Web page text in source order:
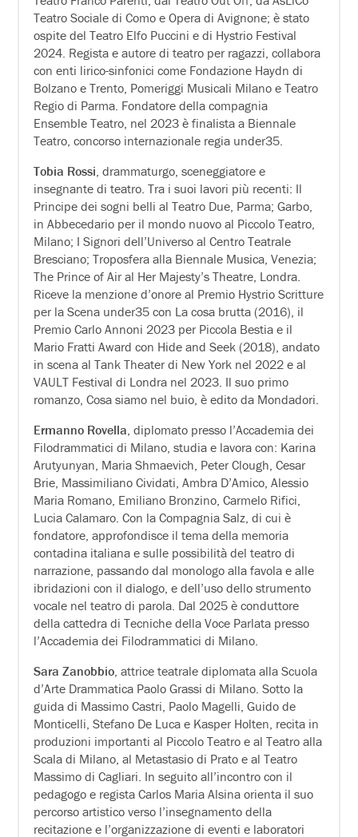
Teatro Sociale di Como e Opera di Avignone; è stato
ospite del Teatro Elfo Puccini e di Hystrio Festival
2024. Regista e autore di teatro per ragazzi, collabora
con enti lirico-sinfonici come Fondazione Haydn di
Bolzano e Trento, Pomeriggi Musicali Milano e Teatro
Regio di Parma. Fondatore della compagnia
Ensemble Teatro, nel 2023 è finalista a Biennale
Teatro, concorso internazionale regia under35.
Tobia Rossi , drammaturgo, sceneggiatore e
insegnante di teatro. Tra i suoi lavori più recenti: Il
Principe dei sogni belli al Teatro Due, Parma; Garbo,
in Abbecedario per il mondo nuovo al Piccolo Teatro,
Milano; I Signori dell’Universo al Centro Teatrale
Bresciano; Troposfera alla Biennale Musica, Venezia;
The Prince of Air al Her Majesty’s Theatre, Londra.
Riceve la menzione d’onore al Premio Hystrio Scritture
per la Scena under35 con La cosa brutta (2016), il
Premio Carlo Annoni 2023 per Piccola Bestia e il
Mario Fratti Award con Hide and Seek (2018), andato
in scena al Tank Theater di New York nel 2022 e al
VAULT Festival di Londra nel 2023. Il suo primo
romanzo, Cosa siamo nel buio, è edito da Mondadori.
Ermanno Rovella , diplomato presso l’Accademia dei
Filodrammatici di Milano, studia e lavora con: Karina
Arutyunyan, Maria Shmaevich, Peter Clough, Cesar
Brie, Massimiliano Cividati, Ambra D’Amico, Alessio
Maria Romano, Emiliano Bronzino, Carmelo Rifici,
Lucia Calamaro. Con la Compagnia Salz, di cui è
fondatore, approfondisce il tema della memoria
contadina italiana e sulle possibilità del teatro di
narrazione, passando dal monologo alla favola e alle
ibridazioni con il dialogo, e dell’uso dello strumento
vocale nel teatro di parola. Dal 2025 è conduttore
della cattedra di Tecniche della Voce Parlata presso
l’Accademia dei Filodrammatici di Milano.
Sara Zanobbio , attrice teatrale diplomata alla Scuola
d’Arte Drammatica Paolo Grassi di Milano. Sotto la
guida di Massimo Castri, Paolo Magelli, Guido de
Monticelli, Stefano De Luca e Kasper Holten, recita in
produzioni importanti al Piccolo Teatro e al Teatro alla
Scala di Milano, al Metastasio di Prato e al Teatro
Massimo di Cagliari. In seguito all’incontro con il
pedagogo e regista Carlos Maria Alsina orienta il suo
percorso artistico verso l’insegnamento della
recitazione e l’organizzazione di eventi e laboratori